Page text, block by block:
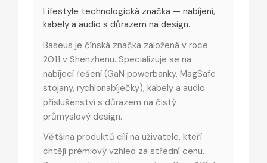
Lifestyle technologická značka — nabíjení,
kabely a audio s důrazem na design.
Baseus je čínská značka založená v roce
2011 v Shenzhenu. Specializuje se na
nabíjecí řešení (GaN powerbanky, MagSafe
stojany, rychlonabíječky), kabely a audio
příslušenství s důrazem na čistý
průmyslový design.
Většina produktů cílí na uživatele, kteří
chtějí prémiový vzhled za střední cenu.